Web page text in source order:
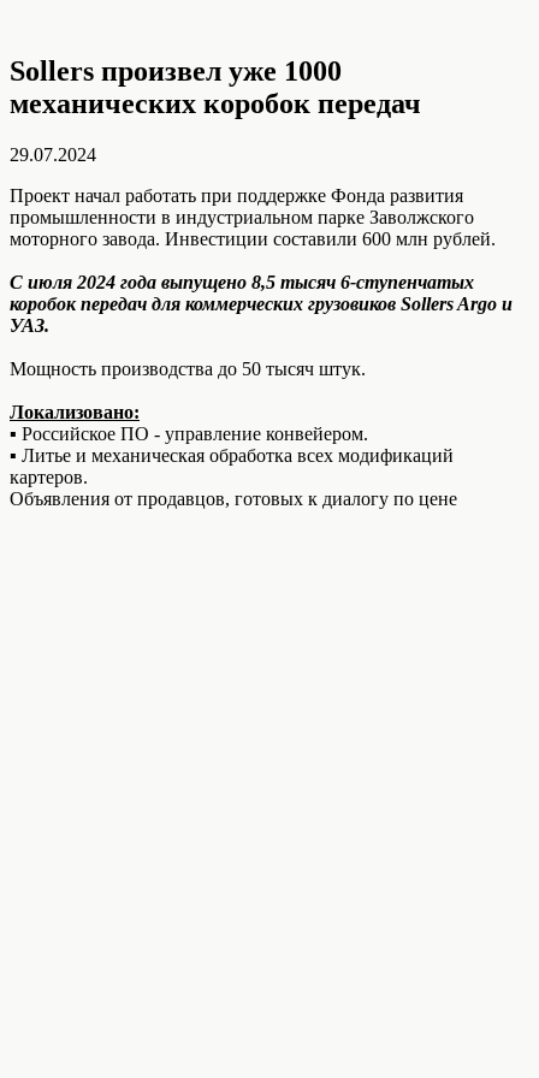
Sollers произвел уже 1000
механических коробок передач
29.07.2024
Проект начал работать при поддержке Фонда развития
промышленности в индустриальном парке Заволжского
моторного завода. Инвестиции составили 600 млн рублей.
С июля 2024 года выпущено 8,5 тысяч 6-ступенчатых
коробок передач для коммерческих грузовиков Sollers Argo и
УАЗ.
Мощность производства до 50 тысяч штук.
Локализовано:
▪️ Российское ПО - управление конвейером.
▪️ Литье и механическая обработка всех модификаций
картеров.
Объявления от продавцов, готовых к диалогу по цене